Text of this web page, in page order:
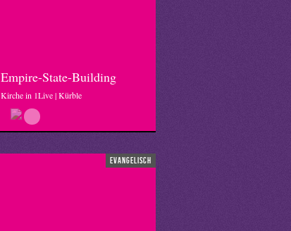
Empire-State-Building
Kirche in 1Live | Kürble
evangelisch